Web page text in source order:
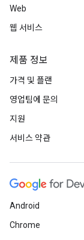
Web
웹 서비스
제품 정보
가격 및 플랜
영업팀에 문의
지원
서비스 약관
Android
Chrome